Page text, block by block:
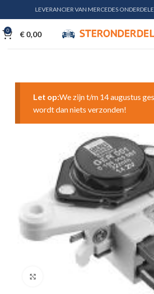
LEVERANCIER VAN MERCEDES
0 € 0,00
Let op:We zijn t/m 14 augustus
wordt dan niets verzonden!